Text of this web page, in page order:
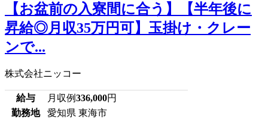
【お盆前の入寮間に合う】【半年後に
昇給◎月収35万円可】玉掛け・クレー
ンで...
株式会社ニッコー
給与 月収例336,000円
勤務地
愛知県 東海市